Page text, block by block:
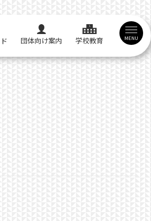
団体向け案内 学校教育 MENU